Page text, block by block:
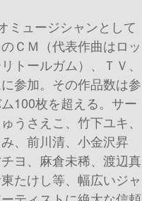
ミュージシャンとして
ＣＭ（代表作曲はロッ
トールガム）、ＴＶ、
参加。その作品数は参
100枚を超える。サー
うさえこ、竹下ユキ、
、前川清、小金沢昇
ヨ、麻倉未稀、渡辺真
たけし等、幅広いジャ